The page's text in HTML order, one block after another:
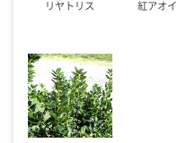
リヤトリス 紅アオイ